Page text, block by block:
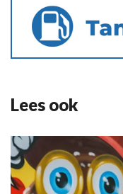
Lees ook